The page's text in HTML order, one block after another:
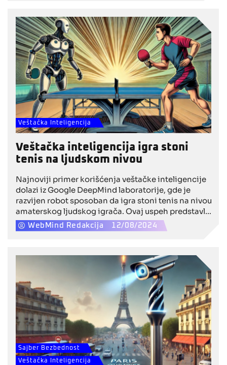
dominiraju GoPro modeli stvoreni da prate svaki
tvoj pokret, bez obzira na teren i vremenske uslove.
Veštačka Inteligencija
Veštačka inteligencija igra stoni
tenis na ljudskom nivou
Najnoviji primer korišćenja veštačke inteligencije
dolazi iz Google DeepMind laboratorije, gde je
razvijen robot sposoban da igra stoni tenis na nivou
amaterskog ljudskog igrača. Ovaj uspeh predstavlja
prekretnicu u razvoju robota i otvara vrata za dalje
inovacije u sportu uz podršku veštačke inteligencije.
WebMind Redakcija 12/08/2024
Sajber Bezbednost
Veštačka Inteligencija